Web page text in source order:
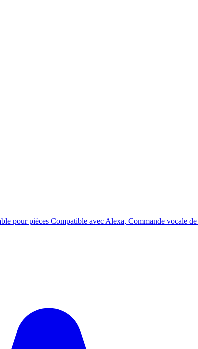
pour pièces Compatible avec Alexa, Commande vocale